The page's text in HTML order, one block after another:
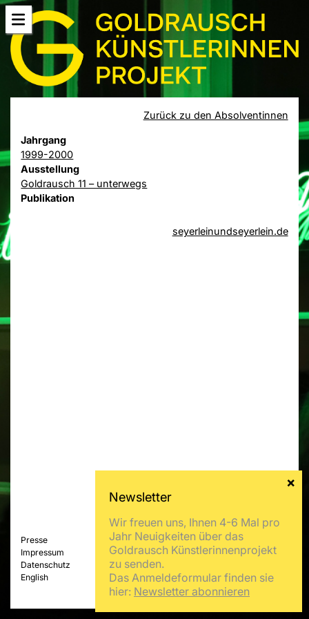
Zurück zu den Absolventinnen
Jahrgang
1999-2000
Ausstellung
Goldrausch 11 – unterwegs
Publikation
seyerleinundseyerlein.de
Presse
Impressum
Datenschutz
English
Wir freuen uns, Ihnen 4-6 Mal pro
Jahr Neuigkeiten über das
Goldrausch Künstlerinnenprojekt
zu senden.
Das Anmeldeformular finden sie
hier: Newsletter abonnieren